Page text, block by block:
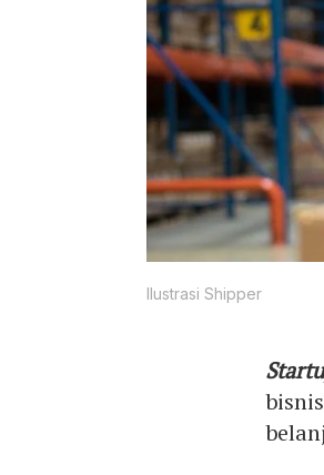
Ilustrasi Shipper